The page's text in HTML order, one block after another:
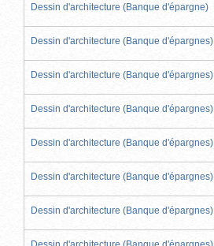
Dessin d'architecture (Banque d'épargne)
Dessin d'architecture (Banque d'épargnes)
Dessin d'architecture (Banque d'épargnes)
Dessin d'architecture (Banque d'épargnes)
Dessin d'architecture (Banque d'épargnes)
Dessin d'architecture (Banque d'épargnes)
Dessin d'architecture (Banque d'épargnes)